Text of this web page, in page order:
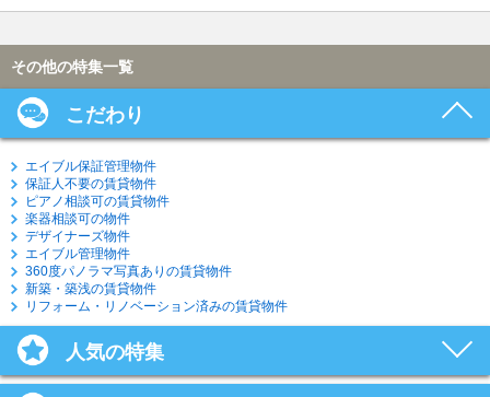
その他の特集一覧
こだわり
エイブル保証管理物件
保証人不要の賃貸物件
ピアノ相談可の賃貸物件
楽器相談可の物件
デザイナーズ物件
エイブル管理物件
360度パノラマ写真ありの賃貸物件
新築・築浅の賃貸物件
リフォーム・リノベーション済みの賃貸物件
人気の特集